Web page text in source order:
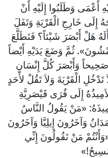
أَعْمَى وَطَلَبُوا إِلَيْهِ أَنْ
إِلَى خَارِجِ الْقَرْيَةِ وَتَفَلَ
هَلْ أَبْصَرَ شَيْئاً؟ فَتَطَلَّعَ
ثُمَّ وَضَعَ يَدَيْهِ أَيْضاً
وَأَبْصَرَ كُلَّ إِنْسَانٍ
تَدْخُلِ الْقَرْيَةَ وَلاَ تَقُلْ لأَحَدٍ
إِلَى قُرَى قَيْصَرِيَّةِ
«مَنْ يَقُولُ النَّاسُ
وَآخَرُونَ إِيلِيَّا وَآخَرُونَ
مَنْ تَقُولُونَ إِنِّي